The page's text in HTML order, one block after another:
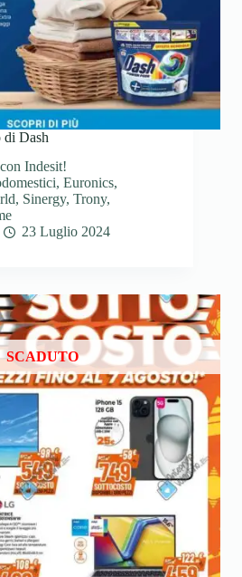
di Dash
Indesit!
, Euronics,
, Sinergy, Trony,
23 Luglio 2024
SCADUTO